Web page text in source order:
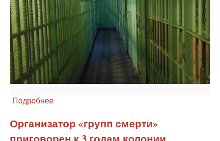
Подробнее
доведение
до
Организатор «групп смерти»